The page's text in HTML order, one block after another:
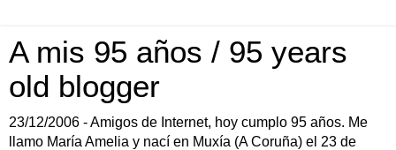
A mis 95 años / 95 years
old blogger
23/12/2006 - Amigos de Internet, hoy cumplo 95 años. Me
llamo María Amelia y nací en Muxía (A Coruña) el 23 de